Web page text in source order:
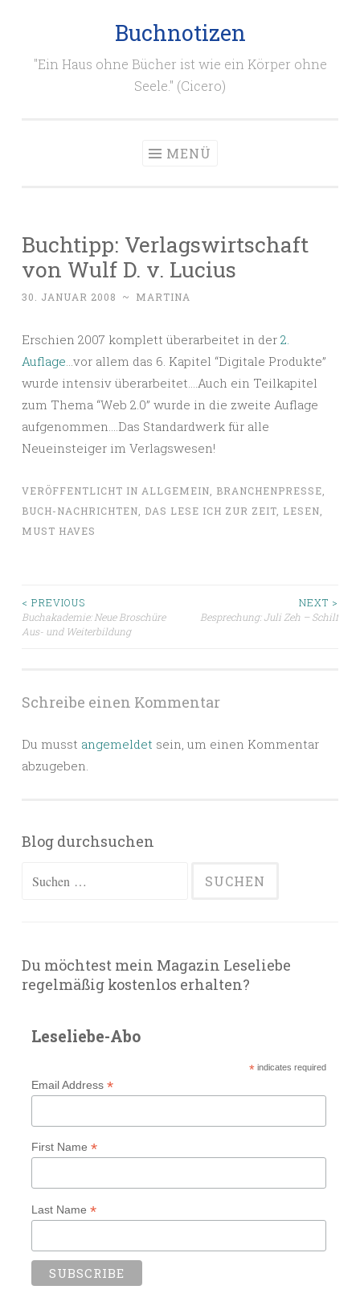
Buchnotizen
"Ein Haus ohne Bücher ist wie ein Körper ohne
Seele." (Cicero)
MENÜ
Buchtipp: Verlagswirtschaft
von Wulf D. v. Lucius
30. JANUAR 2008 ~ MARTINA
Erschien 2007 komplett überarbeitet in der 2.
Auflage…vor allem das 6. Kapitel “Digitale Produkte”
wurde intensiv überarbeitet….Auch ein Teilkapitel
zum Thema “Web 2.0” wurde in die zweite Auflage
aufgenommen….Das Standardwerk für alle
Neueinsteiger im Verlagswesen!
VERÖFFENTLICHT IN ALLGEMEIN BRANCHENPRESSE
BUCH-NACHRICHTEN
DAS LESE ICH ZUR ZEIT LESEN
MUST HAVES
Beitragsnavigation
< PREVIOUS
Buchakademie: Neue Broschüre
Aus- und Weiterbildung
NEXT >
Besprechung: Juli Zeh – Schilf
Schreibe einen Kommentar
Du musst angemeldet sein, um einen Kommentar
abzugeben.
Blog durchsuchen
Suchen
Du möchtest mein Magazin Leseliebe
regelmäßig kostenlos erhalten?
Leseliebe-Abo
*indicates required
Email Address *
First Name *
Last Name *